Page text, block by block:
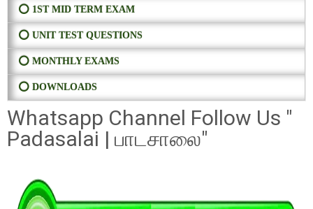
⭕ 1ST MID TERM EXAM
⭕ UNIT TEST QUESTIONS
⭕ MONTHLY EXAMS
⭕ DOWNLOADS
Whatsapp Channel Follow Us "
Padasalai | பாடசாலை"